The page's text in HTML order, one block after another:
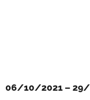
06/10/2021 –